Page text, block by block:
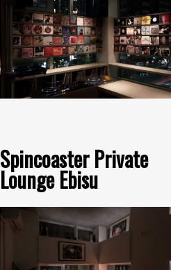
Spincoaster Private
Lounge Ebisu